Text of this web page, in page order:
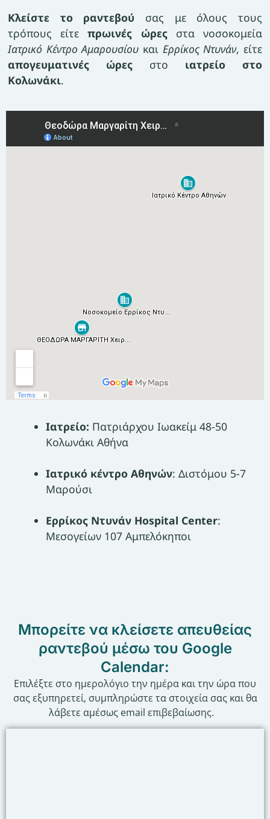
Κλείστε το ραντεβού σας με όλους τους
τρόπους είτε πρωινές ώρεςστα νοσοκομεία
Ιατρικό Κέντρο Αμαρουσίου και Ερρίκος Ντυνάν, είτε
απογευματινές ώρες στο ιατρείο στο
Κολωνάκι.
Ιατρείο: Πατριάρχου Ιωακείμ 48-50
Κολωνάκι Αθήνα
Ιατρικό κέντρο Αθηνών: Διστόμου 5-7
Μαρούσι
Ερρίκος Ντυνάν Hospital Center:
Μεσογείων 107 Αμπελόκηποι
Μπορείτε να κλείσετε απευθείας
ραντεβού μέσω του Google
Calendar:
Επιλέξτε στο ημερολόγιο την ημέρα και την ώρα που
σας εξυπηρετεί, συμπληρώστε τα στοιχεία σας και θα
λάβετε αμέσως email επιβεβαίωσης.